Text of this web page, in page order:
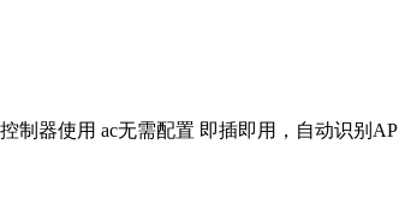
制器使用 ac无需配置 即插即用，自动识别